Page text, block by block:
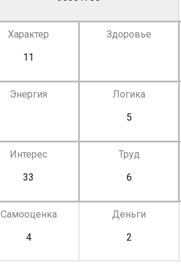
Характер
11
Здоровье
Энергия
Логика
5
Интерес
33
Труд
6
Самооценка
4
Деньги
2